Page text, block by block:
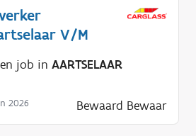
V/M
job in AARTSELAAR
2026 Bewaard Bewaar